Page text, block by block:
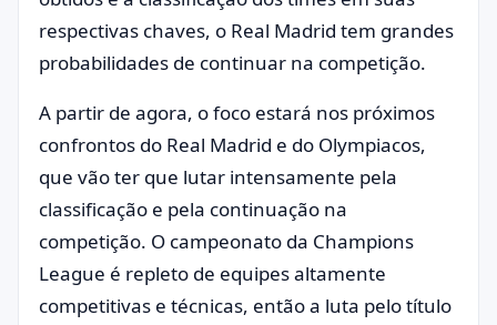
respectivas chaves, o Real Madrid tem grandes
probabilidades de continuar na competição.
A partir de agora, o foco estará nos próximos
confrontos do Real Madrid e do Olympiacos,
que vão ter que lutar intensamente pela
classificação e pela continuação na
competição. O campeonato da Champions
League é repleto de equipes altamente
competitivas e técnicas, então a luta pelo título